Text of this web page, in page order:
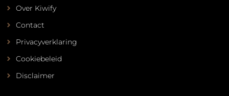
Over Kiwify
Contact
Privacyverklaring
Cookiebeleid
Disclaimer